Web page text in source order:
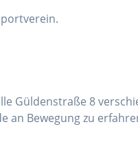
Güldenstraße 8
Bewegung zu